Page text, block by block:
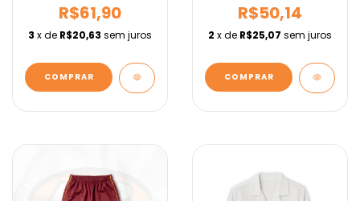
R$61,90
3 x de R$20,63 sem juros
COMPRAR
R$50,14
2 x de R$25,07 sem juros
COMPRAR